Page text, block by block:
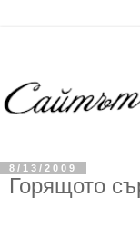
8/13/2009
Горящото